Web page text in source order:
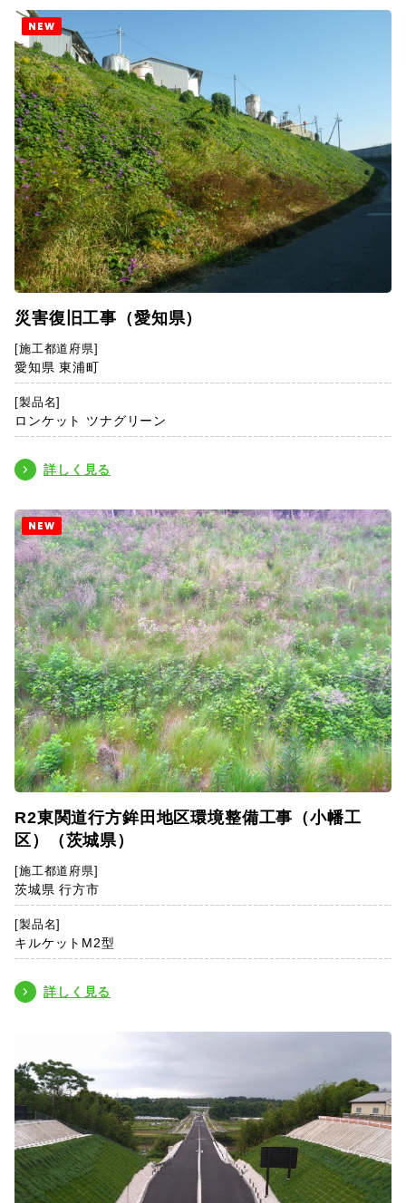
NEW
災害復旧工事（愛知県）
[施工都道府県]
愛知県 東浦町
[製品名]
ロンケット ツナグリーン
詳しく見る
NEW
R2東関道行方鉾田地区環境整備工事（小幡工
区）（茨城県）
[施工都道府県]
茨城県 行方市
[製品名]
キルケットM2型
詳しく見る